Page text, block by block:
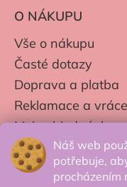
Náš web
potřebuje,
procházením
O NÁKUPU
Vše o nákupu
Časté dotazy
Doprava a platba
Reklamace a
Moje objednávky
Obchodní
Zpracování os.